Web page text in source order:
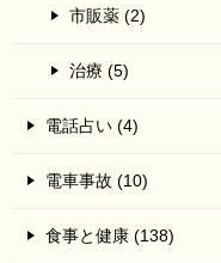
市販薬 (2)
治療 (5)
電話占い (4)
電車事故 (10)
食事と健康 (138)